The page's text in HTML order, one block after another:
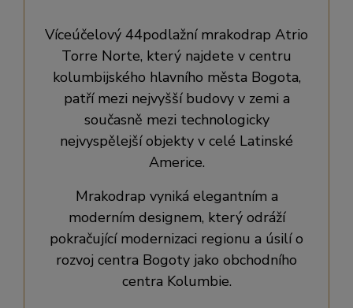
Víceúčelový 44podlažní mrakodrap Atrio
Torre Norte, který najdete v centru
kolumbijského hlavního města Bogota,
patří mezi nejvyšší budovy v zemi a
současně mezi technologicky
nejvyspělejší objekty v celé Latinské
Americe.
Mrakodrap vyniká elegantním a
moderním designem, který odráží
pokračující modernizaci regionu a úsilí o
rozvoj centra Bogoty jako obchodního
centra Kolumbie.